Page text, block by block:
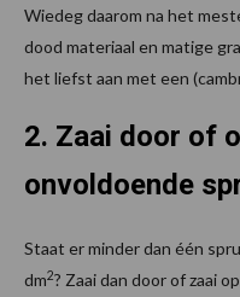
Wiedeg daarom na het
dood materiaal en matige
het liefst aan met een
2. Zaai door of
onvoldoende
Staat er minder dan één
dm2? Zaai dan door of zaai